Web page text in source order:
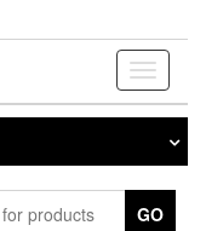
Toggle
GO